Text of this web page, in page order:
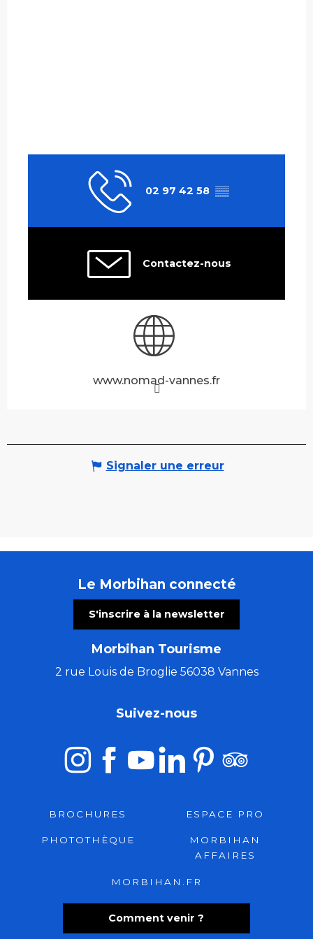
02 97 42 58 ▒▒
Contactez-nous
www.nomad-vannes.fr
Signaler une erreur
Le Morbihan connecté
S'inscrire à la newsletter
Morbihan Tourisme
2 rue Louis de Broglie 56038 Vannes
Comment venir ?
Suivez-nous
BROCHURES ESPACE PRO
PHOTOTHÈQUE
MORBIHAN
AFFAIRES
MORBIHAN.FR